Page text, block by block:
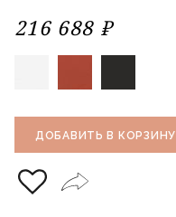
216 688 ₽
ДОБАВИТЬ В КОРЗИНУ